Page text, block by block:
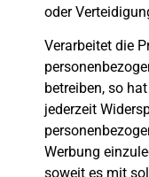
oder
Verarbeitet die
betreiben, so
jederzeit
Werbung
soweit es mit